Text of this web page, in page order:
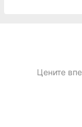
Цените